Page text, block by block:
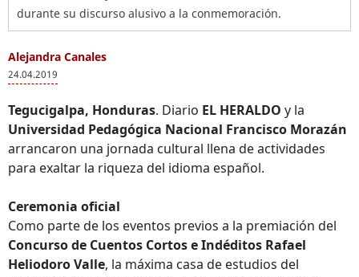
durante su discurso alusivo a la conmemoración.
Alejandra Canales
24.04.2019
Tegucigalpa, Honduras. Diario EL HERALDO y la
Universidad Pedagógica Nacional Francisco Morazán
arrancaron una jornada cultural llena de actividades
para exaltar la riqueza del idioma español.
Ceremonia oficial
Como parte de los eventos previos a la premiación del
Concurso de Cuentos Cortos e Indéditos Rafael
Heliodoro Valle, la máxima casa de estudios del